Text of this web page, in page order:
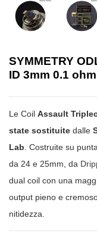
SYMMETRY
ID 3mm 0.1
Le Coil Assault
state sostituite dalle
Lab. Costruite su
da 24 e 25mm, da
dual coil con una
output pieno e
nitidezza.